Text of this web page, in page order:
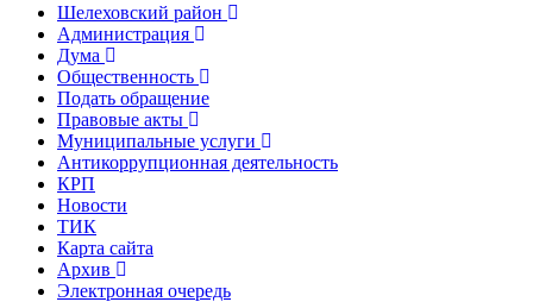
Шелеховский район
Администрация
Дума
Общественность
Подать обращение
Правовые акты
Муниципальные услуги
Антикоррупционная деятельность
КРП
Новости
ТИК
Карта сайта
Архив
Электронная очередь